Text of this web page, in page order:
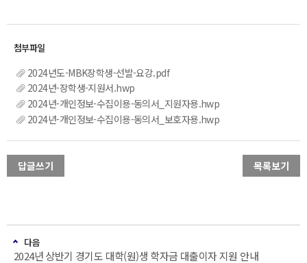
2024년도-MBK장학생-선발-요강.pdf
2024년-장학생-지원서.hwp
2024년-개인정보-수집이용-동의서_지원자용.hwp
2024년-개인정보-수집이용-동의서_보호자용.hwp
답글쓰기 목록보기
다음
2024년 상반기 경기도 대학(원)생 학자금 대출이자 지원 안내